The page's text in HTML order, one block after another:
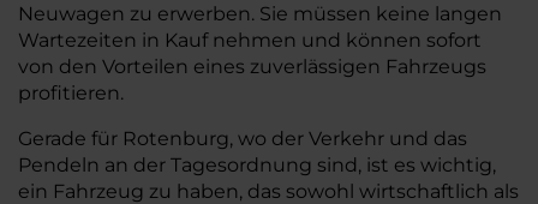
Neuwagen zu erwerben. Sie müssen keine langen
Wartezeiten in Kauf nehmen und können sofort
von den Vorteilen eines zuverlässigen Fahrzeugs
profitieren.
Gerade für Rotenburg, wo der Verkehr und das
Pendeln an der Tagesordnung sind, ist es wichtig,
ein Fahrzeug zu haben, das sowohl wirtschaftlich als